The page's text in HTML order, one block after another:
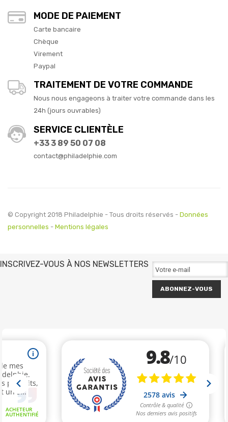
MODE DE PAIEMENT
Carte bancaire
Chèque
Virement
Paypal
TRAITEMENT DE VOTRE COMMANDE
Nous nous engageons à traiter votre commande dans les
24h (jours ouvrables)
SERVICE CLIENTÈLE
+33 3 89 50 07 08
contact@philadelphie.com
© Copyright 2018 Philadelphie - Tous droits réservés - Données
personnelles - Mentions légales
INSCRIVEZ-VOUS À NOS NEWSLETTERS
ABONNEZ-VOUS